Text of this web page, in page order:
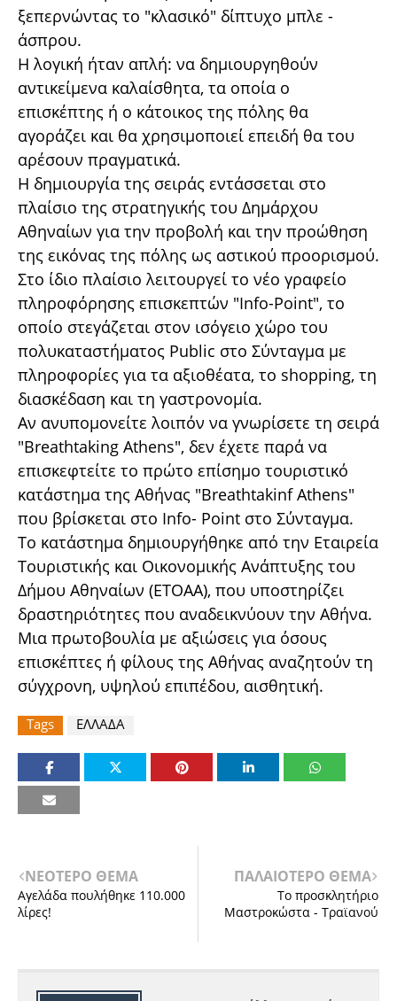
ξεπερνώντας το "κλασικό" δίπτυχο μπλε -
άσπρου.
Η λογική ήταν απλή: να δημιουργηθούν
αντικείμενα καλαίσθητα, τα οποία ο
επισκέπτης ή ο κάτοικος της πόλης θα
αγοράζει και θα χρησιμοποιεί επειδή θα του
αρέσουν πραγματικά.
Η δημιουργία της σειράς εντάσσεται στο
πλαίσιο της στρατηγικής του Δημάρχου
Αθηναίων για την προβολή και την προώθηση
της εικόνας της πόλης ως αστικού προορισμού.
Στο ίδιο πλαίσιο λειτουργεί το νέο γραφείο
πληροφόρησης επισκεπτών "Info-Point", το
οποίο στεγάζεται στον ισόγειο χώρο του
πολυκαταστήματος Public στο Σύνταγμα με
πληροφορίες για τα αξιοθέατα, το shopping, τη
διασκέδαση και τη γαστρονομία.
Αν ανυπομονείτε λοιπόν να γνωρίσετε τη σειρά
"Βreathtaking Athens", δεν έχετε παρά να
επισκεφτείτε το πρώτο επίσημο τουριστικό
κατάστημα της Αθήνας "Breathtakinf Athens"
που βρίσκεται στο Info- Point στο Σύνταγμα.
Το κατάστημα δημιουργήθηκε από την Εταιρεία
Τουριστικής και Οικονομικής Ανάπτυξης του
Δήμου Αθηναίων (ΕΤΟΑΑ), που υποστηρίζει
δραστηριότητες που αναδεικνύουν την Αθήνα.
Μια πρωτοβουλία με αξιώσεις για όσους
επισκέπτες ή φίλους της Αθήνας αναζητούν τη
σύγχρονη, υψηλού επιπέδου, αισθητική.
Tags ΕΛΛΑΔΑ
ΝΕΟΤΕΡΟ ΘΕΜΑ
Αγελάδα πουλήθηκε 110.000
λίρες!
ΠΑΛΑΙΟΤΕΡΟ ΘΕΜΑ
Το προσκλητήριο
Μαστροκώστα - Τραϊανού